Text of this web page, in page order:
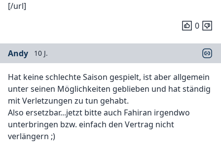
[/url]
0
Andy 10 J.
Hat keine schlechte Saison gespielt, ist aber allgemein
unter seinen Möglichkeiten geblieben und hat ständig
mit Verletzungen zu tun gehabt.
Also ersetzbar...jetzt bitte auch Fahiran irgendwo
unterbringen bzw. einfach den Vertrag nicht
verlängern ;)